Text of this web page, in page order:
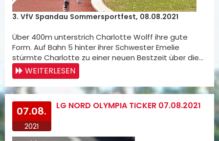
3. VfV Spandau Sommersportfest, 08.08.2021
Über 400m unterstrich Charlotte Wolff ihre gute
Form. Auf Bahn 5 hinter ihrer Schwester Emelie
stürmte Charlotte zu einer neuen Bestzeit über die…
WEITERLESEN
07.08.
2021
LG NORD OLYMPIA TICKER 07.08.2021